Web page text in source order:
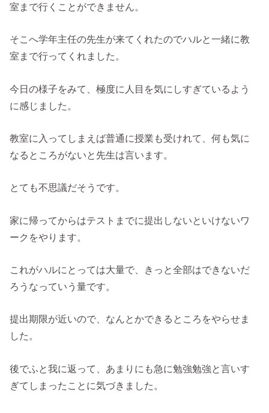
室まで行くことができません。
そこへ学年主任の先生が来てくれたのでハルと一緒に教
室まで行ってくれました。
今日の様子をみて、極度に人目を気にしすぎているよう
に感じました。
教室に入ってしまえば普通に授業も受けれて、何も気に
なるところがないと先生は言います。
とても不思議だそうです。
家に帰ってからはテストまでに提出しないといけないワ
ークをやります。
これがハルにとっては大量で、きっと全部はできないだ
ろうなっていう量です。
提出期限が近いので、なんとかできるところをやらせま
した。
後でふと我に返って、あまりにも急に勉強勉強と言いす
ぎてしまったことに気づきました。